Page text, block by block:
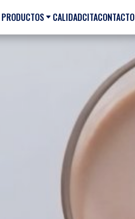
C
PRODUCTOS CALIDADCITACONTACTO